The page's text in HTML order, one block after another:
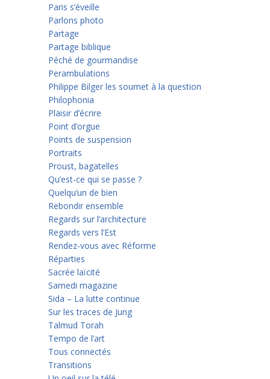
Paris s’éveille
Parlons photo
Partage
Partage biblique
Péché de gourmandise
Perambulations
Philippe Bilger les soumet à la question
Philophonia
Plaisir d’écrire
Point d’orgue
Points de suspension
Portraits
Proust, bagatelles
Qu’est-ce qui se passe ?
Quelqu’un de bien
Rebondir ensemble
Regards sur l’architecture
Regards vers l’Est
Rendez-vous avec Réforme
Réparties
Sacrée laïcité
Samedi magazine
Sida – La lutte continue
Sur les traces de Jung
Talmud Torah
Tempo de l’art
Tous connectés
Transitions